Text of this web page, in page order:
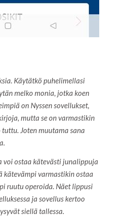
Käytätkö puhelimellasi
melko monia, jotka koen
on Nyssen sovellukset,
mutta se on varmastikin
Joten muutama sana
voi ostaa kätevästi junalippuja
kätevämpi varmastikin ostaa
ruutu operoida. Näet lippusi
ja sovellus kertoo
siellä tallessa.